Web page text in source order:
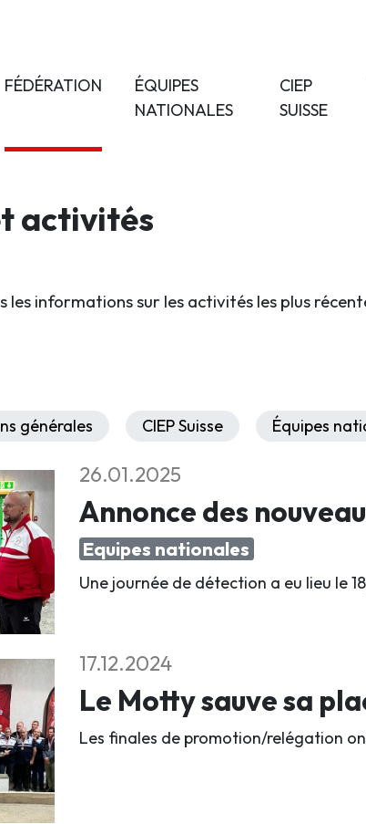
FÉDÉRATION
ÉQUIPES
NATIONALES
CIEP
SUISSE
activités
les informations sur les activités les plus
générales CIEP Suisse Équipes
26.01.2025
Annonce des
Equipes nationales
Une journée de détection a eu lieu le
17.12.2024
Le Motty sauve sa
Les finales de promotion/relégation